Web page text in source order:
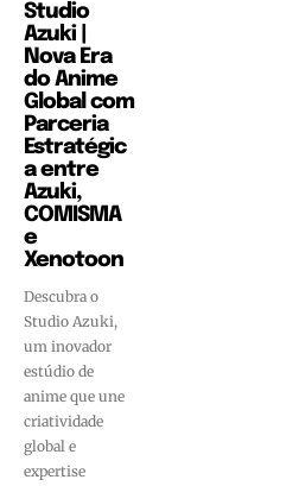
Studio
Azuki |
Nova Era
do Anime
Global com
Parceria
Estratégic
a entre
Azuki,
COMISMA
e
Xenotoon
Descubra o
Studio Azuki,
um inovador
estúdio de
anime que une
criatividade
global e
expertise